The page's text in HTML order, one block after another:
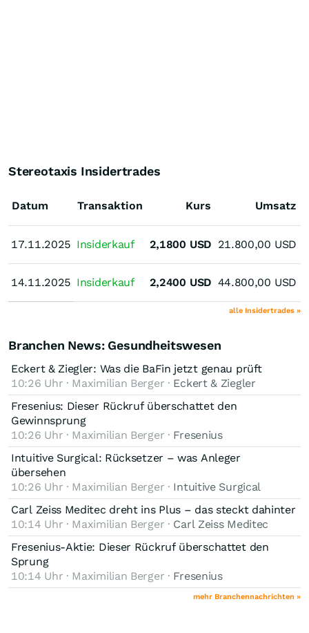
Stereotaxis Insidertrades
Datum
17.11.2025
14.11.2025
Transaktion Kurs Umsatz
17.11.2025 Insiderkauf 2,1800 USD 21.800,00 USD
14.11.2025 Insiderkauf 2,2400 USD 44.800,00 USD
alle Insidertrades »
Branchen News: Gesundheitswesen
Eckert & Ziegler: Was die BaFin jetzt genau prüft
10:26 Uhr · Maximilian Berger · Eckert & Ziegler
Fresenius: Dieser Rückruf überschattet den
Gewinnsprung
10:26 Uhr · Maximilian Berger · Fresenius
Intuitive Surgical: Rücksetzer – was Anleger
übersehen
10:26 Uhr · Maximilian Berger · Intuitive Surgical
Carl Zeiss Meditec dreht ins Plus – das steckt dahinter
10:14 Uhr · Maximilian Berger · Carl Zeiss Meditec
Fresenius-Aktie: Dieser Rückruf überschattet den
Sprung
10:14 Uhr · Maximilian Berger · Fresenius
mehr Branchennachrichten »